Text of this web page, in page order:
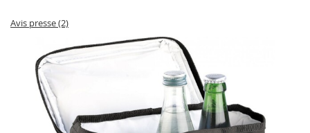
Avis presse (2)